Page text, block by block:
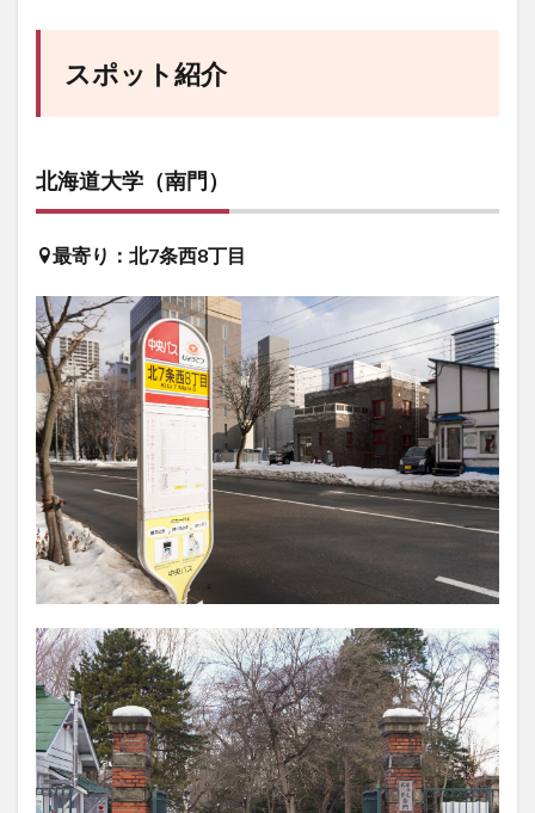
スポット紹介
北海道大学（南門）
最寄り：北7条西8丁目